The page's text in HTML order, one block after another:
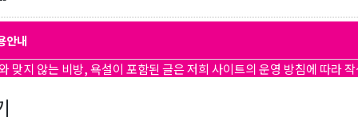
안내
맞지 않는 비방, 욕설이 포함된 글은 저희 사이트의 운영 방침에 따라